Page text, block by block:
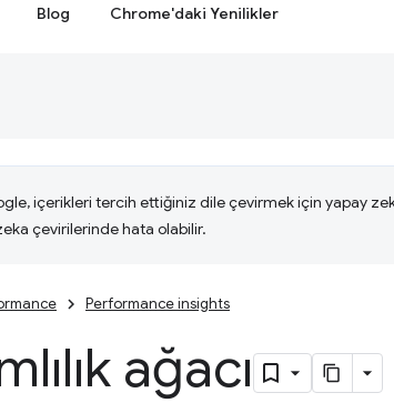
Blog Chrome'daki Yenilikler
içerikleri tercih ettiğiniz dile çevirmek için yapay
çevirilerinde hata olabilir.
Performance insights
ağacı